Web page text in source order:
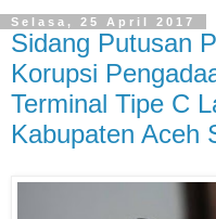
Selasa, 25 April 2017
Sidang Putusan
Korupsi
Terminal Tipe C
Kabupaten Aceh